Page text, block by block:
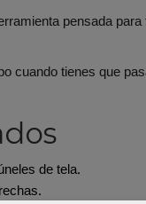
pensada
cuando tienes que
de tela.